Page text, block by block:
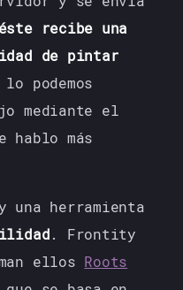
éste recibe una
de pintar
podemos
mediante el
más
una herramienta
. Frontity
ellos Roots